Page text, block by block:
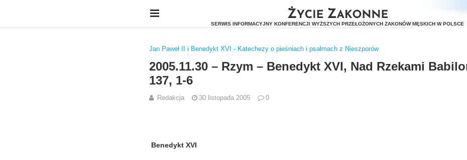
Jan Paweł II i Benedykt XVI - Katechezy o pieśniach i psalmach z Nieszporów
2005.11.30 – Rzym – Benedykt XVI, Nad Rzekami
137, 1-6
Redakcja 30 listopada 2005 0
Benedykt XVI